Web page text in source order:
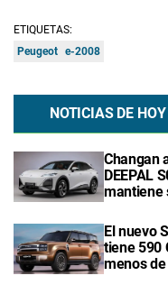
ETIQUETAS:
Peugeot e-2008
NOTICIAS DE HOY
Changan
DEEPAL
mantiene
El nuevo
tiene 590
menos